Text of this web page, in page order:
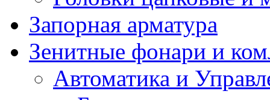
Запорная арматура
Зенитные фонари и
Автоматика и